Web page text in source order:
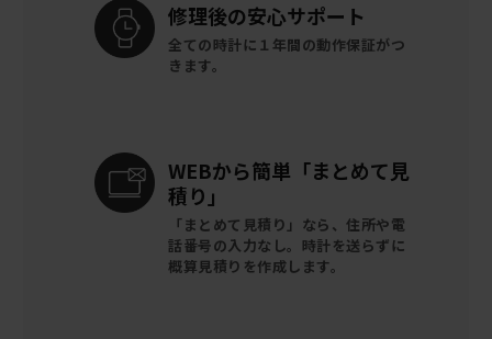
修理後の安心サポート
全ての時計に １年間の動作保証がつ
きます。
WEBから簡単 「まとめて見
積り」
「まとめて見積り」なら、住所や電
話番号の入力なし。時計を送らずに
概算見積りを作成します。